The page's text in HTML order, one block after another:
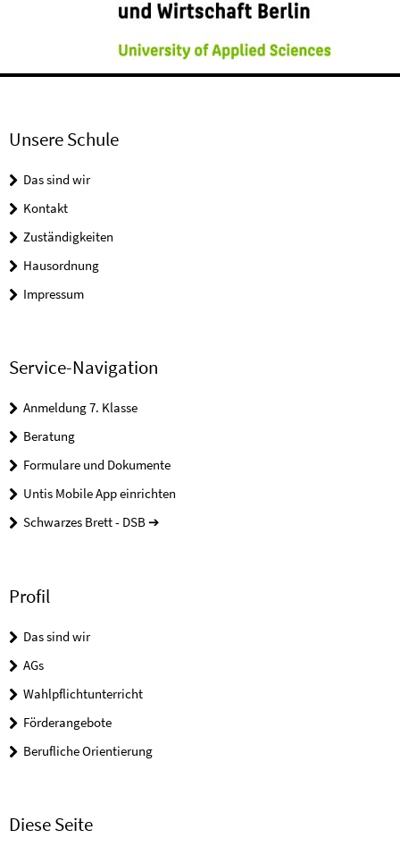
Unsere Schule
Das sind wir
Kontakt
Zuständigkeiten
Hausordnung
Impressum
Service-Navigation
Anmeldung 7. Klasse
Beratung
Formulare und Dokumente
Untis Mobile App einrichten
Schwarzes Brett - DSB ➔
Profil
Das sind wir
AGs
Wahlpflichtunterricht
Förderangebote
Berufliche Orientierung
Diese Seite